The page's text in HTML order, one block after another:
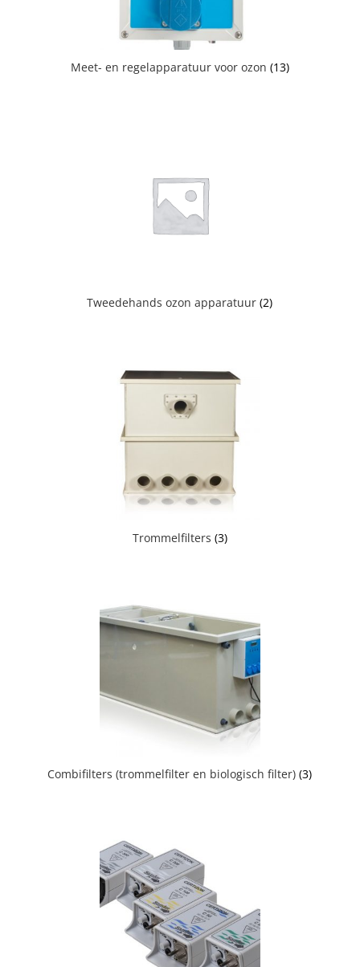
Meet- en regelapparatuur voor ozon (13)
Tweedehands ozon apparatuur(2)
Trommelfilters (3)
Combifilters (trommelfilter en biologisch filter)(3)